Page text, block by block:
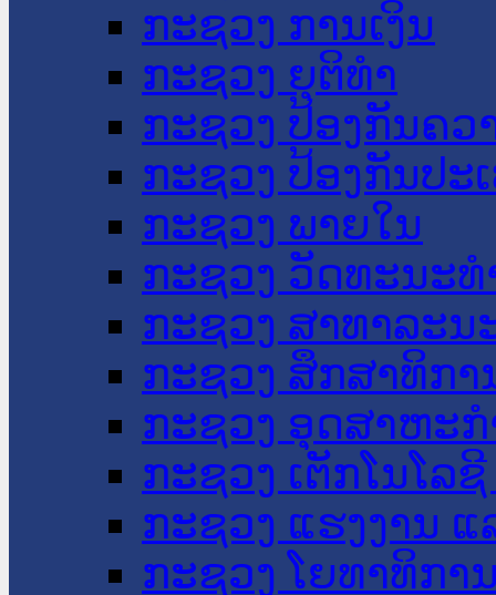
ກະຊວງ ການເງິນ
ກະຊວງ ຍຸຕິທໍາ
ກະຊວງ ປ້ອງກັນຄວ
ກະຊວງ ປ້ອງກັນປະ
ກະຊວງ ພາຍໃນ
ກະຊວງ ວັດທະນະ
ກະຊວງ ສາທາລະນ
ກະຊວງ ສຶກສາທິກາ
ກະຊວງ ອຸດສາຫະ
ກະຊວງ ເຕັກໂນໂລ
ກະຊວງ ແຮງງານ
ກະຊວງ ໂຍທາທິກາ